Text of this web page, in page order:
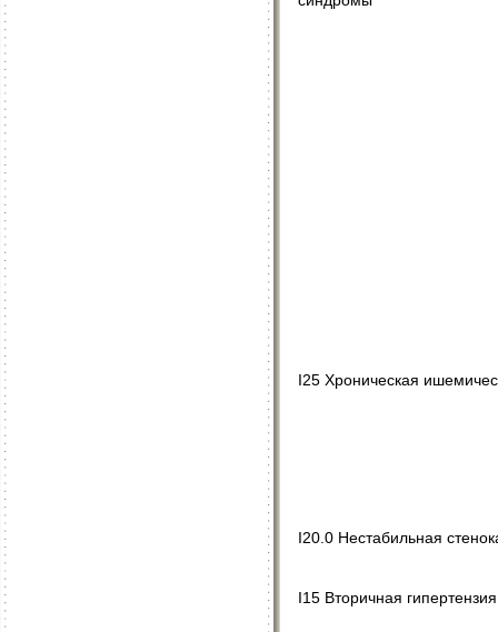
I25 Хроническая
I20.0 Нестабильная
I15 Вторичная гипертензия